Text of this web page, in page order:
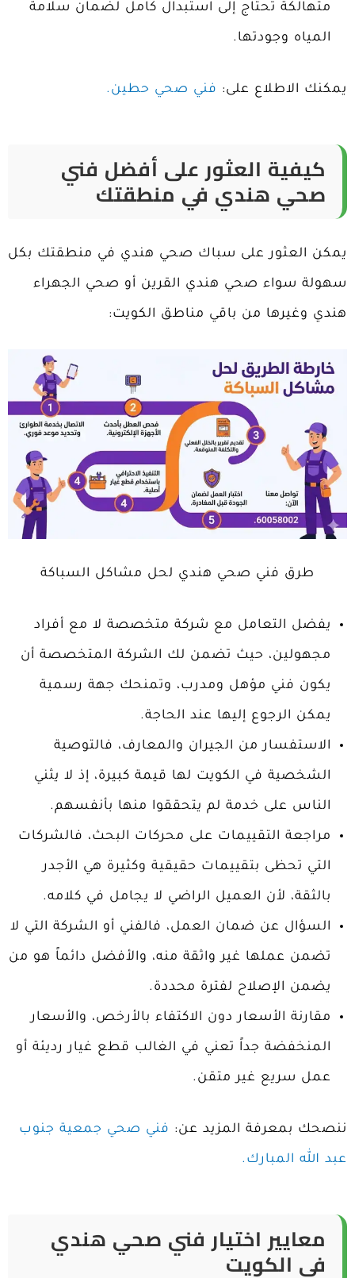
متهالكة تحتاج إلى استبدال كامل لضمان سلامة
المياه وجودتها.
يمكنك الاطلاع على: فني صحي حطين.
كيفية العثور على أفضل فني
صحي هندي في منطقتك
يمكن العثور على سباك صحي هندي في منطقتك بكل
سهولة سواء صحي هندي القرين أو صحي الجهراء
هندي وغيرها من باقي مناطق الكويت:
طرق فني صحي هندي لحل مشاكل السباكة
يفضل التعامل مع شركة متخصصة لا مع أفراد
مجهولين، حيث تضمن لك الشركة المتخصصة أن
يكون فني مؤهل ومدرب، وتمنحك جهة رسمية
يمكن الرجوع إليها عند الحاجة.
الاستفسار من الجيران والمعارف، فالتوصية
الشخصية في الكويت لها قيمة كبيرة، إذ لا يثني
الناس على خدمة لم يتحققوا منها بأنفسهم.
مراجعة التقييمات على محركات البحث، فالشركات
التي تحظى بتقييمات حقيقية وكثيرة هي الأجدر
بالثقة، لأن العميل الراضي لا يجامل في كلامه.
السؤال عن ضمان العمل، فالفني أو الشركة التي لا
تضمن عملها غير واثقة منه، والأفضل دائماً هو من
يضمن الإصلاح لفترة محددة.
مقارنة الأسعار دون الاكتفاء بالأرخص، والأسعار
المنخفضة جداً تعني في الغالب قطع غيار رديئة أو
عمل سريع غير متقن.
ننصحك بمعرفة المزيد عن: فني صحي جمعية جنوب
عبد الله المبارك.
معايير اختيار فني صحي هندي
في الكويت